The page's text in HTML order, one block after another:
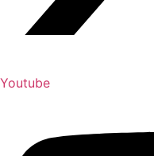
Youtube